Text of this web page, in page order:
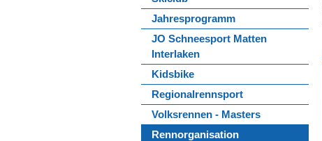
Jahresprogramm
JO Schneesport Matten
Interlaken
Kidsbike
Regionalrennsport
Volksrennen - Masters
Rennorganisation